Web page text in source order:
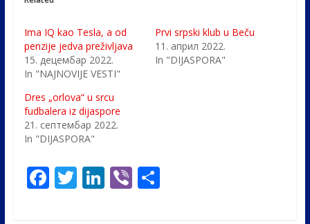
Ima IQ kao Tesla, a od
penzije jedva preživljava
15. децембар 2022.
In "NAJNOVIJE VESTI"
Prvi srpski klub u Beču
11. април 2022.
In "DIJASPORA"
Dres „orlova“ u srcu
fudbalera iz dijaspore
21. септембар 2022.
In "DIJASPORA"
F T Li Vi S